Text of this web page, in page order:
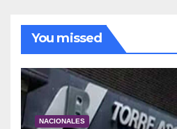
You missed
NACIONALES